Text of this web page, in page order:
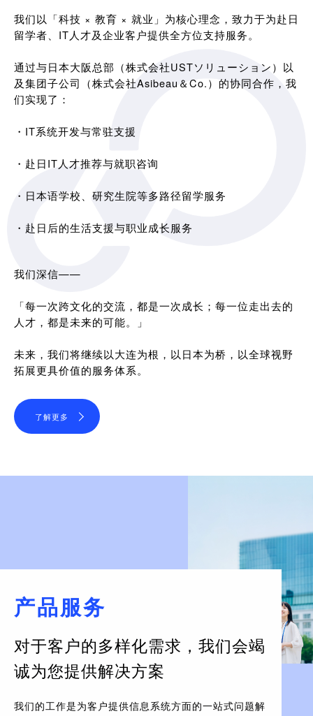
我们以「科技 × 教育 × 就业」为核心理念，致力于为赴日
留学者、IT人才及企业客户提供全方位支持服务。
通过与日本大阪总部（株式会社USTソリューション）以
及集团子公司（株式会社Asibeau＆Co.）的协同合作，我
们实现了：
・IT系统开发与常驻支援
・赴日IT人才推荐与就职咨询
・日本语学校、研究生院等多路径留学服务
・赴日后的生活支援与职业成长服务
我们深信——
「每一次跨文化的交流，都是一次成长；每一位走出去的
人才，都是未来的可能。」
未来，我们将继续以大连为根，以日本为桥，以全球视野
拓展更具价值的服务体系。
了解更多
产品服务
对于客户的多样化需求， 我们会竭
诚为您提供解决方案
我们的工作是为客户提供信息系统方面的一站式问题解